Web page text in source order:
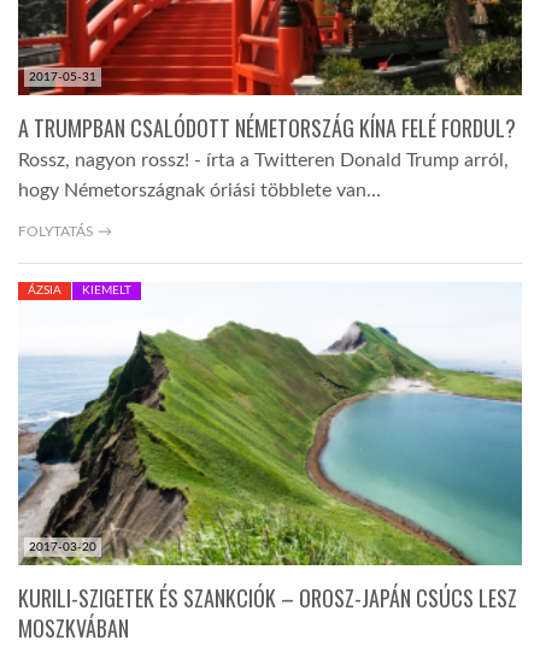
2017-05-31
A TRUMPBAN CSALÓDOTT NÉMETORSZÁG KÍNA FELÉ FORDUL?
Rossz, nagyon rossz! - írta a Twitteren Donald Trump arról,
hogy Németországnak óriási többlete van…
FOLYTATÁS →
2017-03-20
ÁZSIA KIEMELT
KURILI-SZIGETEK ÉS SZANKCIÓK – OROSZ-JAPÁN CSÚCS LESZ
MOSZKVÁBAN